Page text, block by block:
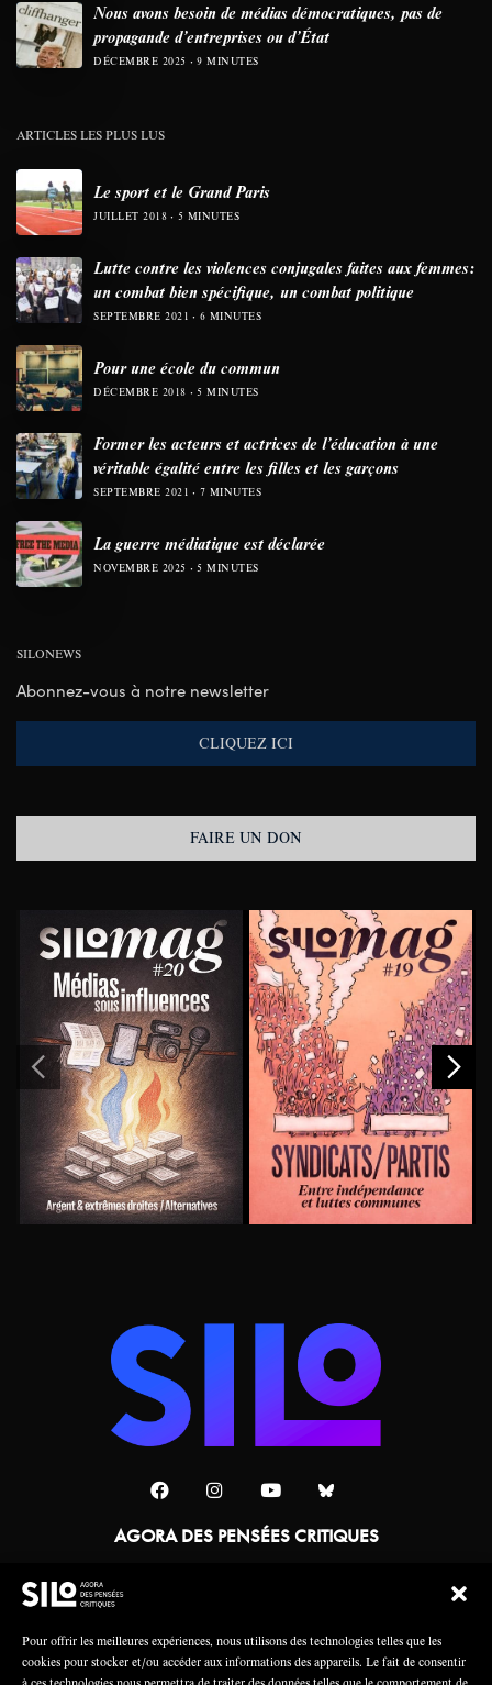
Pour offrir les meilleures expériences, nous utilisons des technologies telles que les
cookies pour stocker et/ou accéder aux informations des appareils. Le fait de consentir
Nous avons besoin de médias démocratiques, pas de
propagande d’entreprises ou d’État
DÉCEMBRE 2025 9 MINUTES
ARTICLES LES PLUS LUS
Le sport et le Grand Paris
JUILLET 2018 5 MINUTES
Lutte contre les violences conjugales faites aux femmes:
un combat bien spécifique, un combat politique
SEPTEMBRE 2021 6 MINUTES
Pour une école du commun
DÉCEMBRE 2018 5 MINUTES
Former les acteurs et actrices de l’éducation à une
véritable égalité entre les filles et les garçons
SEPTEMBRE 2021 7 MINUTES
La guerre médiatique est déclarée
NOVEMBRE 2025 5 MINUTES
SILONEWS
Abonnez-vous à notre newsletter
CLIQUEZ ICI
FAIRE UN DON
AGORA DES PENSÉES CRITIQUES